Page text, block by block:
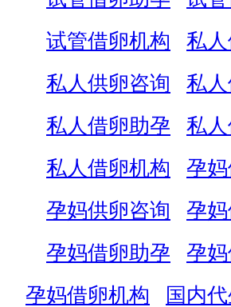
试管借卵机构
私
私人供卵咨询
私
私人借卵助孕
私
私人借卵机构
孕
孕妈供卵咨询
孕
孕妈借卵助孕
孕
孕妈借卵机构
国内